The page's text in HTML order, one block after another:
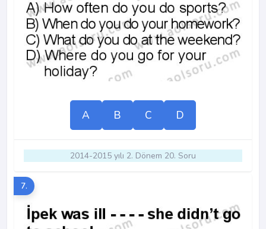
A B C D
2014-2015 yılı 2. Dönem 20. Soru
7.